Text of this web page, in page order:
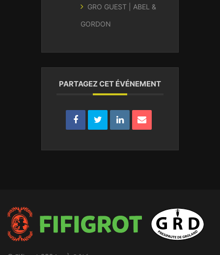
GRO GUEST | ABEL &
GORDON
PARTAGEZ CET ÉVÉNEMENT